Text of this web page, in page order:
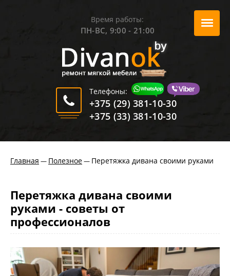
Время работы:
ПН-ВС, 9:00 - 21:00
Телефоны:
+375 (29) 381-10-30
+375 (33) 381-10-30
Главная — Полезное— Перетяжка дивана своими руками
Перетяжка дивана своими
руками - советы от
профессионалов